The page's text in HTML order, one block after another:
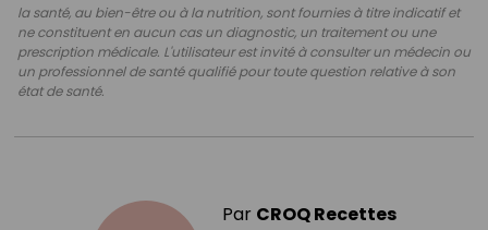
la santé, au bien-être ou à la nutrition, sont fournies à titre indicatif et
ne constituent en aucun cas un diagnostic, un traitement ou une
prescription médicale. L'utilisateur est invité à consulter un médecin ou
un professionnel de santé qualifié pour toute question relative à son
état de santé.
Par CROQ Recettes